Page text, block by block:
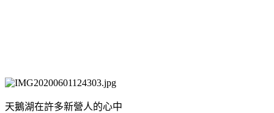
天鵝湖在許多新營人的心中